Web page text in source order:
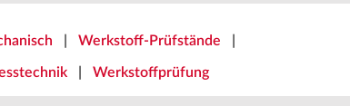
Werkstoff-Prüfstände
Werkstoffprüfung